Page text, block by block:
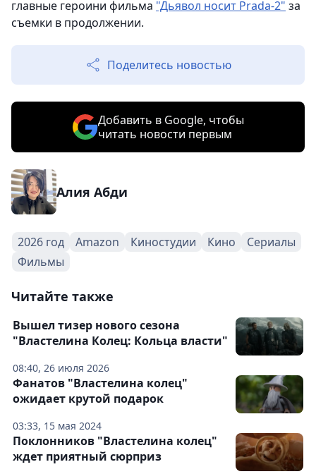
главные героини фильма "Дьявол носит Prada-2" за
съемки в продолжении.
Поделитесь новостью
Добавить в Google, чтобы
читать новости первым
Алия Абди
2026 год Amazon Киностудии Кино
Сериалы
Фильмы
Читайте также
08:40, 26 июля 2026
Вышел тизер нового сезона
"Властелина Колец: Кольца власти"
03:33, 15 мая 2024
Фанатов "Властелина колец"
ожидает крутой подарок
Поклонников "Властелина колец"
ждет приятный сюрприз